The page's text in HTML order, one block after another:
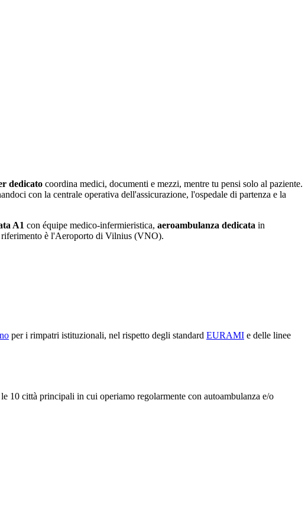
dedicato coordina medici, documenti e mezzi, mentre tu pensi solo al paziente.
con la centrale operativa dell'assicurazione, l'ospedale di partenza e la
A1 con équipe medico-infermieristica, aeroambulanza dedicata in
è l'Aeroporto di Vilnius (VNO).
per i rimpatri istituzionali, nel rispetto degli standard EURAMI e delle linee
10 città principali in cui operiamo regolarmente con autoambulanza e/o